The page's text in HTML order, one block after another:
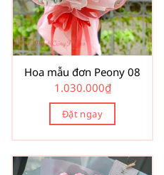
Hoa mẫu đơn Peony 08
1.030.000₫
Đặt ngay